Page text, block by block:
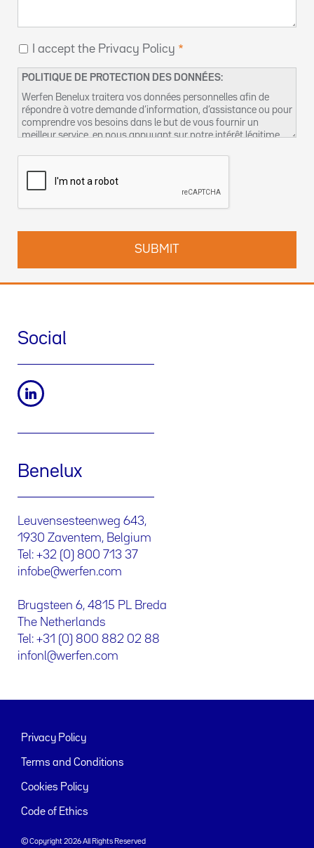
I accept the Privacy Policy
POLITIQUE DE PROTECTION DES DONNÉES:
Werfen Benelux traitera vos données personnelles afin de
répondre à votre demande d’information, d’assistance ou pour
comprendre vos besoins dans le but de vous fournir un
meilleur service, en nous appuyant sur notre intérêt légitime
des données et comment exercer vos droits dans notre
Politique de confidentialité
Social
Benelux
Leuvensesteenweg 643,
1930 Zaventem, Belgium
Tel: +32 (0) 800 713 37
infobe@werfen.com
Brugsteen 6, 4815 PL Breda
The Netherlands
Tel: +31 (0) 800 882 02 88
infonl@werfen.com
Privacy Policy
Terms and Conditions
Cookies Policy
Code of Ethics
© Copyright 2026 All Rights Reserved